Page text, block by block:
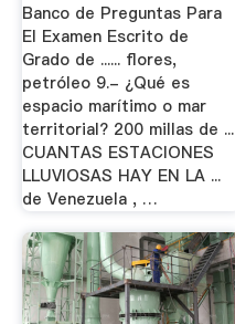
Banco de Preguntas Para
El Examen Escrito de
Grado de ...... flores,
petróleo 9.- ¿Qué es
espacio marítimo o mar
territorial? 200 millas de ...
CUANTAS ESTACIONES
LLUVIOSAS HAY EN LA ...
de Venezuela , …